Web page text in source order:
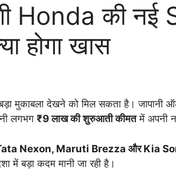
Honda की
होगा खास
मुकाबला देखने को मिल सकता है। जापानी
लगभग ₹9 लाख की शुरुआती कीमतमें अपनी
Nexon, Maruti Brezza और Kia
में बड़ा कदम मानी जा रही है।